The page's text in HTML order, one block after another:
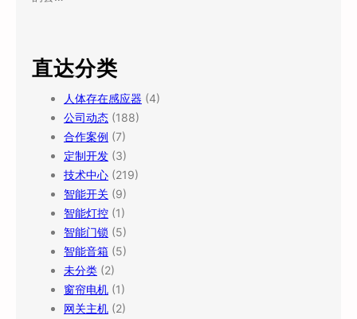
直达分类
人体存在感应器 (4)
公司动态 (188)
合作案例 (7)
定制开发 (3)
技术中心 (219)
智能开关 (9)
智能灯控 (1)
智能门锁 (5)
智能音箱 (5)
未分类 (2)
窗帘电机 (1)
网关主机 (2)